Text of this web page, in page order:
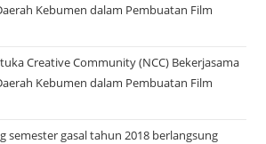
Kebumen dalam Pembuatan Film
Creative Community (NCC) Bekerjasama
Kebumen dalam Pembuatan Film
semester gasal tahun 2018 berlangsung